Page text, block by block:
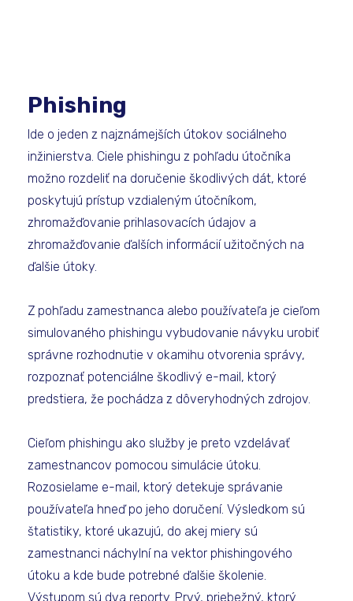
Phishing
Ide o jeden z najznámejších útokov sociálneho
inžinierstva. Ciele phishingu z pohľadu útočníka
možno rozdeliť na doručenie škodlivých dát, ktoré
poskytujú prístup vzdialeným útočníkom,
zhromažďovanie prihlasovacích údajov a
zhromažďovanie ďalších informácií užitočných na
ďalšie útoky.
Z pohľadu zamestnanca alebo používateľa je cieľom
simulovaného phishingu vybudovanie návyku urobiť
správne rozhodnutie v okamihu otvorenia správy,
rozpoznať potenciálne škodlivý e-mail, ktorý
predstiera, že pochádza z dôveryhodných zdrojov.
Cieľom phishingu ako služby je preto vzdelávať
zamestnancov pomocou simulácie útoku.
Rozosielame e-mail, ktorý detekuje správanie
používateľa hneď po jeho doručení. Výsledkom sú
štatistiky, ktoré ukazujú, do akej miery sú
zamestnanci náchylní na vektor phishingového
útoku a kde bude potrebné ďalšie školenie.
Výstupom sú dva reporty. Prvý, priebežný, ktorý